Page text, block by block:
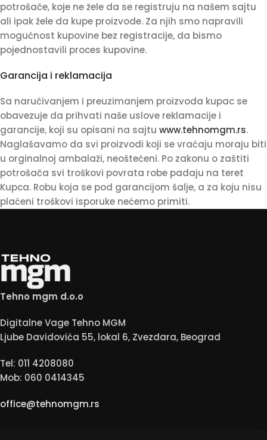
potrošače, koje ne žele da se registruju na našem sajtu
ali ipak žele da kupe proizvode. Za njih smo napravili
mogućnost kupovine bez registracije, da bismo
pojednostavili proces kupovine.
Garancija i reklamacija
Sa naručivanjem i preuzimanjem proizvoda kupac se
obavezuje da prihvati naše uslove reklamacije i
garancije, koji su opisani na sajtu www.tehnomgm.rs.
Naglašavamo da svi proizvodi koji se vraćaju moraju biti
u orginalnoj ambalaži, neoštećeni. Po zakonu o zaštiti
potrošača svi troškovi povrata robe padaju na teret
Kupca. Robu koja se pod garancijom šalje, a za koju nisu
plaćeni troškovi isporuke nećemo primiti.
Tehno mgm d.o.o
Digitalne Vage Tehno MGM
Ljube Davidovića 55, lokal 6, Zvezdara, Beograd
Tel: 011 4208080
Mob: 060 0414345
office@tehnomgm.rs